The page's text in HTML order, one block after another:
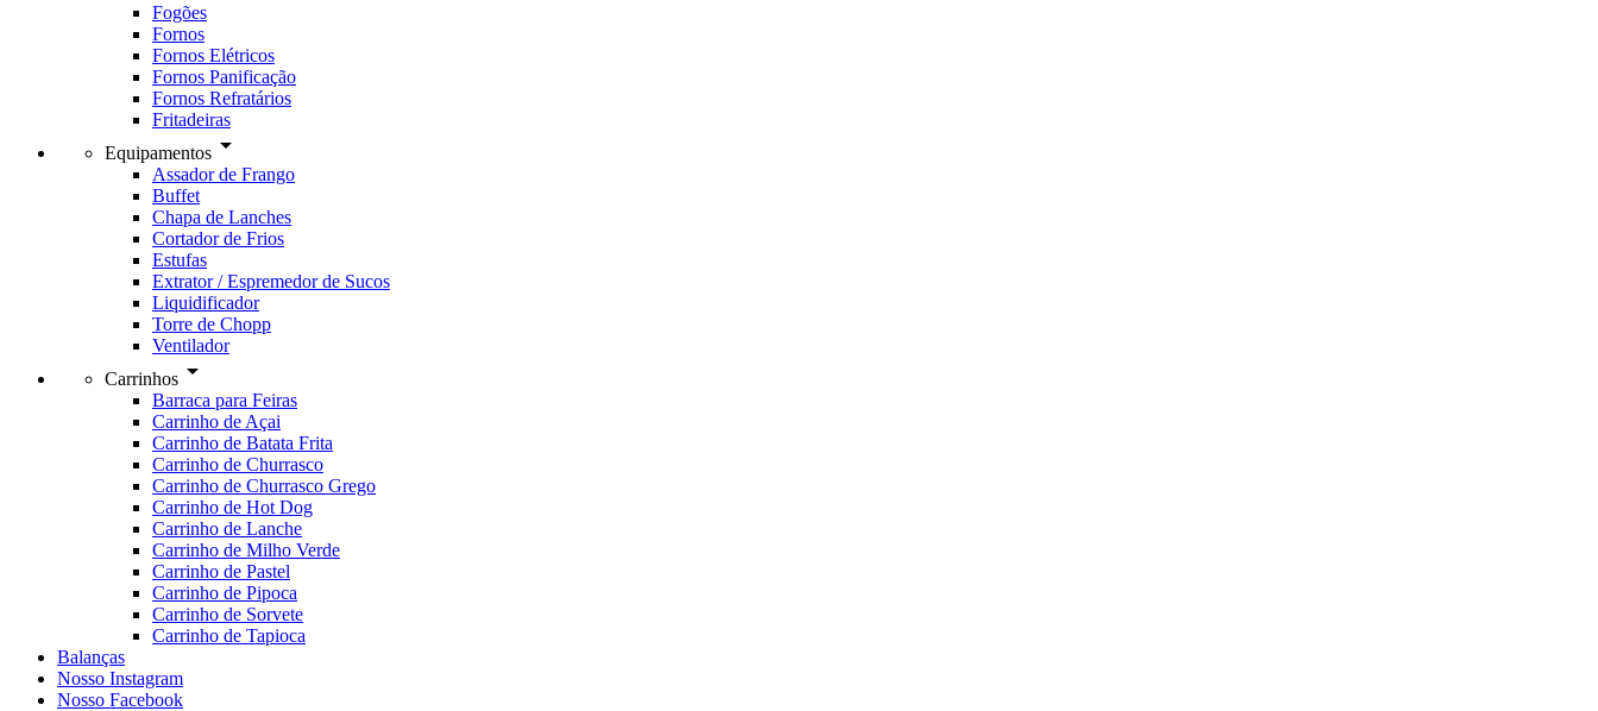
Fogões
Fornos
Fornos Elétricos
Fornos Panificação
Fornos Refratários
Fritadeiras
Equipamentos arrow_drop_down
Assador de Frango
Buffet
Chapa de Lanches
Cortador de Frios
Estufas
Extrator / Espremedor de Sucos
Liquidificador
Torre de Chopp
Ventilador
Carrinhos arrow_drop_down
Barraca para Feiras
Carrinho de Açai
Carrinho de Batata Frita
Carrinho de Churrasco
Carrinho de Churrasco Grego
Carrinho de Hot Dog
Carrinho de Lanche
Carrinho de Milho Verde
Carrinho de Pastel
Carrinho de Pipoca
Carrinho de Sorvete
Carrinho de Tapioca
Balanças
Nosso Instagram
Nosso Facebook